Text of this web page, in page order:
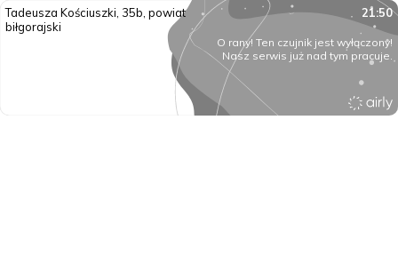
Tadeusza Kościuszki, 35b, powiat
biłgorajski
21:50
O rany! Ten czujnik jest wyłączony!
Nasz serwis już nad tym pracuje.